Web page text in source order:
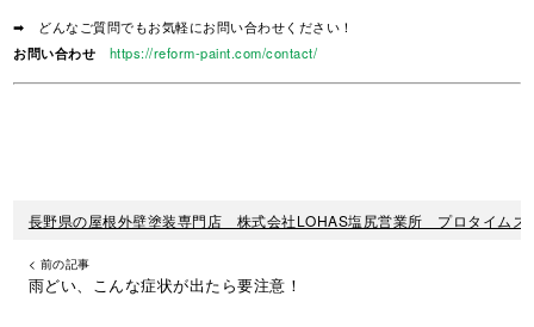
➡ どんなご質問でもお気軽にお問い合わせください！
お問い合わせ
https://reform-paint.com/contact/
長野県の屋根外壁塗装専門店 株式会社LOHAS塩尻営業所 プロタイムズ
< 前の記事
雨どい、こんな症状が出たら要注意！